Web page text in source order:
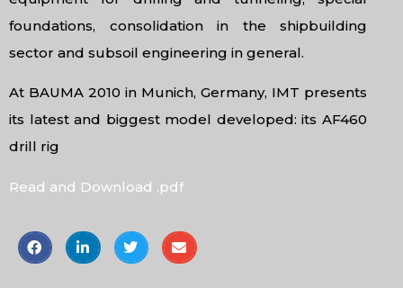
foundations, consolidation in the shipbuilding
sector and subsoil engineering in general.
At BAUMA 2010 in Munich, Germany, IMT presents
its latest and biggest model developed: its AF460
drill rig
Read and Download .pdf